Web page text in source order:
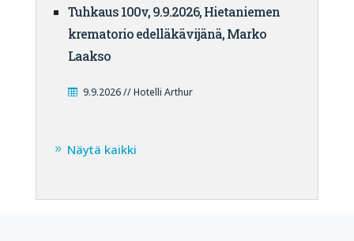
Tuhkaus 100v, 9.9.2026, Hietaniemen
krematorio edelläkävijänä, Marko
Laakso
9.9.2026 // Hotelli Arthur
Näytä kaikki